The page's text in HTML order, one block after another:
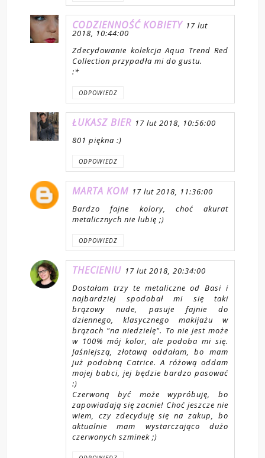
CODZIENNOŚĆ KOBIETY 17 lut
2018, 10:44:00
Zdecydowanie kolekcja Aqua Trend Red
Collection przypadła mi do gustu.
:*
ODPOWIEDZ
ŁUKASZ BIER 17 lut 2018, 10:56:00
801 piękna :)
ODPOWIEDZ
MARTA KOM 17 lut 2018, 11:36:00
Bardzo fajne kolory, choć akurat
metalicznych nie lubię ;)
ODPOWIEDZ
THECIENIU 17 lut 2018, 20:34:00
Dostałam trzy te metaliczne od Basi i
najbardziej spodobał mi się taki
brązowy nude, pasuje fajnie do
dziennego, klasycznego makijażu w
brązach "na niedzielę". To nie jest może
w 100% mój kolor, ale podoba mi się.
Jaśniejszą, złotawą oddałam, bo mam
już podobną Catrice. A różową oddam
mojej babci, jej będzie bardzo pasować
:)
Czerwoną być może wypróbuję, bo
zapowiadają się zacnie! Choć jeszcze nie
wiem, czy zdecyduję się na zakup, bo
aktualnie mam wystarczająco dużo
czerwonych szminek ;)